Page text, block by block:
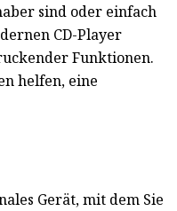
sind oder einfach
CD-Player
Funktionen.
helfen, eine
Gerät, mit dem Sie